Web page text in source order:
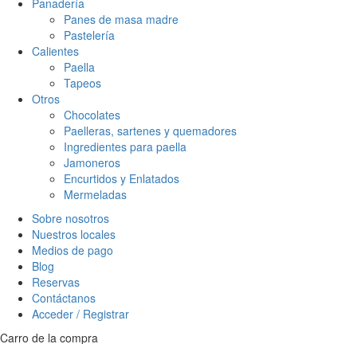
Panes de masa madre
Pastelería
Calientes
Paella
Tapeos
Otros
Chocolates
Paelleras, sartenes y quemadores
Ingredientes para paella
Jamoneros
Encurtidos y Enlatados
Mermeladas
Sobre nosotros
Nuestros locales
Medios de pago
Blog
Reservas
Contáctanos
Acceder / Registrar
Carro de la compra